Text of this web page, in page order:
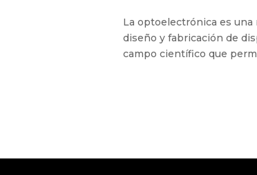
La optoelectrónica es una
diseño y fabricación de
campo científico que